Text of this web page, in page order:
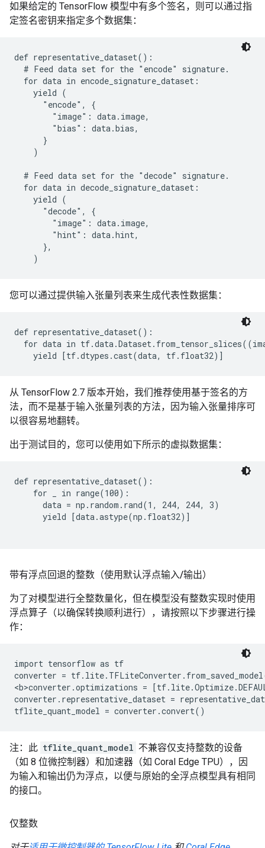
如果给定的 TensorFlow 模型中有多个签名，则可以通过指
定签名密钥来指定多个数据集：
def representative_dataset():
  # Feed data set for the "encode" signature.
  for data in encode_signature_dataset:
    yield (
      "encode", {
        "image": data.image,
        "bias": data.bias,
      }
    )
  # Feed data set for the "decode" signature.
  for data in decode_signature_dataset:
    yield (
      "decode", {
        "image": data.image,
        "hint": data.hint,
      },
您可以通过提供输入张量列表来生成代表性数据集：
def representative_dataset():
for data in
从 TensorFlow 2.7 版本开始，我们推荐使用基于签名的方
法，而不是基于输入张量列表的方法，因为输入张量排序可
以很容易地翻转。
出于测试目的，您可以使用如下所示的虚拟数据集：
def representative_dataset():
    for _ in range(100):
      data = np.random.rand(1, 244, 244, 3)
      yield [data.astype(np.float32)]
带有浮点回退的整数（使用默认浮点输入/输出）
为了对模型进行全整数量化，但在模型没有整数实现时使用
浮点算子（以确保转换顺利进行），请按照以下步骤进行操
作：
import tensorflow as tf
converter =
<b>converter.optimizations =
converter.representative_dataset =
注：此 tflite_quant_model 不兼容仅支持整数的设备
（如 8 位微控制器）和加速器（如 Coral Edge TPU），因
为输入和输出仍为浮点，以便与原始的全浮点模型具有相同
的接口。
仅整数